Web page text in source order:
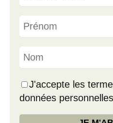
J'accepte les
données personnelles